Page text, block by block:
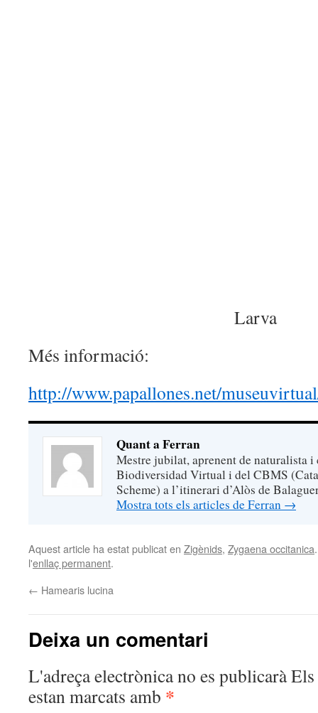
Larva
Més informació:
http://www.papallones.net/
Quant a Ferran
Mestre jubilat, aprenent de naturalista i
Biodiversidad Virtual i del CBMS
Scheme) a l’itinerari d’Alòs de
Mostra tots els articles de Ferran →
Aquest article ha estat publicat en Zigènids, Zygaena occitanica
l'enllaç permanent.
← Hamearis lucina
Deixa un comentari
L'adreça electrònica no es publicaràEls
estan marcats amb *